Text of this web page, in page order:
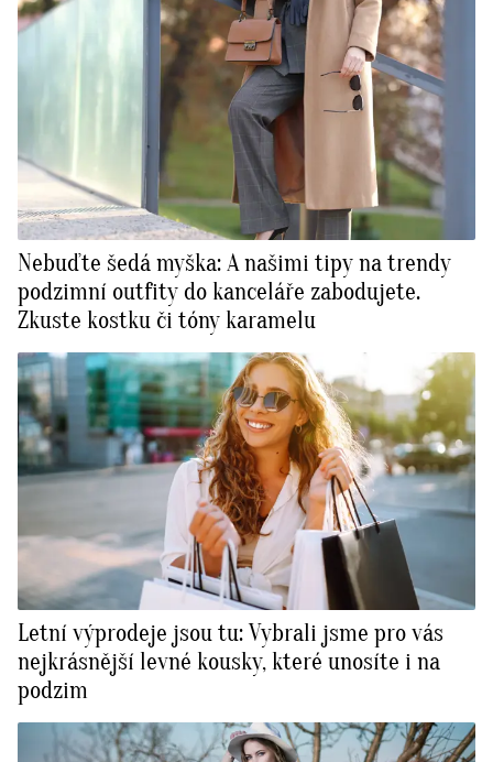
Nebuďte šedá myška: A našimi tipy na trendy
podzimní outfity do kanceláře zabodujete.
Zkuste kostku či tóny karamelu
Letní výprodeje jsou tu: Vybrali jsme pro vás
nejkrásnější levné kousky, které unosíte i na
podzim